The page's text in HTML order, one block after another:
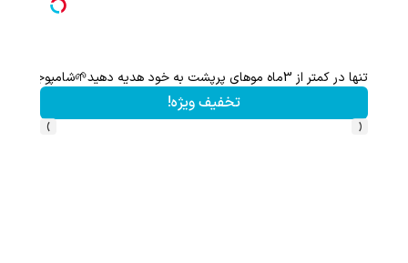
باختی اگه با شامپوی جلبک موهاتو پرپشت و خوش حالت نکنی
تخفیف ویژه!
‹
›